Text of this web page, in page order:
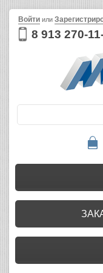
8 913 270-
Войти или